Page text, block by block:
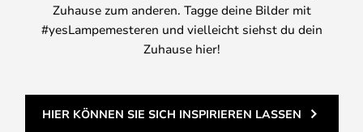
Zuhause zum anderen. Tagge deine Bilder mit
#yesLampemesteren und vielleicht siehst du dein
Zuhause hier!
HIER KÖNNEN SIE SICH INSPIRIEREN LASSEN